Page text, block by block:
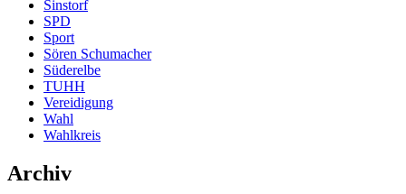
Sinstorf
SPD
Sport
Sören Schumacher
Süderelbe
TUHH
Vereidigung
Wahl
Wahlkreis
Archiv